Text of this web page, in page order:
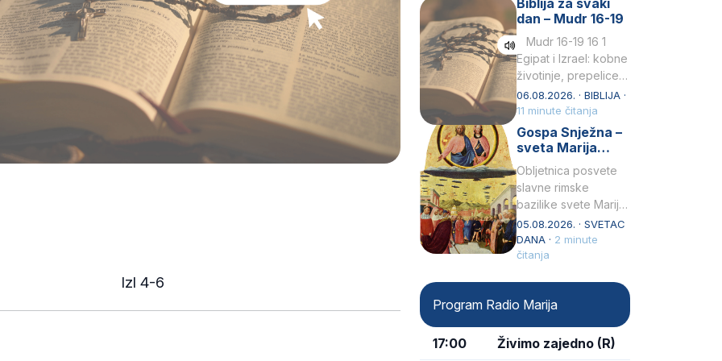
Izl 4-6
Petar u svojoj
drugoj…
Biblija za svaki
dan – Mudr 16-19
Mudr 16-19 16 1
Egipat i Izrael: kobne
životinje, prepelice
Zato bijahu
primjereno kažnjeni
sličnim životinjamai
mučeni mnoštvom
06.08.2026. · BIBLIJA ·
11 minute čitanja
Gospa Snježna –
sveta Marija
Velika, zaštitnica
rimske bazilike
Obljetnica posvete
slavne rimske
bazilike svete Marije
Velike (Santa Maria
Maggiore) u narodu
se slavi kao Gospa
05.08.2026. · SVETAC
DANA · 2 minute
čitanja
Program Radio Marija
17:00 Živimo zajedno (R)